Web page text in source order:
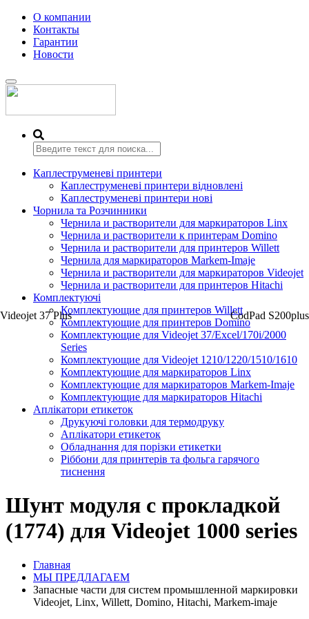
О компании
Контакты
Гарантии
Новости
Переключить
навигацию
Каплеструменеві принтери
Каплеструменеві принтери відновлені
Каплеструменеві принтери нові
Чорнила та Розчинники
Чернила и растворители для маркираторов Linx
Чернила и растворители к принтерам Domino
Чернила и растворители для принтеров Willett
Чернила для маркираторов Markem-Imaje
Чернила и растворители для маркираторов Videojet
Чернила и растворители для принтеров Hitachi
Комплектуючі
Комплектующие для принтеров Willett
Комплектующие для принтеров Domino
Комплектующие для Videojet 37/Excel/170i/2000
Series
Комплектующие для Videojet 1210/1220/1510/1610
Комплектующие для маркираторов Linx
Комплектующие для маркираторов Markem-Imaje
Комплектующие для маркираторов Hitachi
Аплікатори етикеток
Друкуючі головки для термодруку
Аплікатори етикеток
Обладнання для порізки етикетки
Ріббони для принтерів та фольга гарячого
тиснення
Шунт модуля с прокладкой
(1774) для Videojet 1000 series
Главная
МЫ ПРЕДЛАГАЕМ
Запасные части для систем промышленной маркировки
Videojet, Linx, Willett, Domino, Hitachi, Markem-imaje
Videojet 37 Plus CodPad S200plus